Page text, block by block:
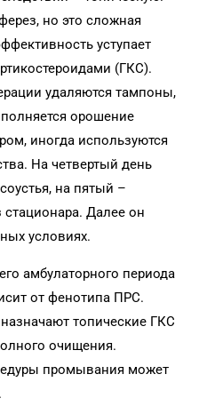
но это сложная
уступает
(ГКС).
удаляются тампоны,
орошение
иногда используются
На четвертый день
на пятый –
Далее он
условиях.
амбулаторного периода
от фенотипа ПРС.
топические ГКС
очищения.
промывания может